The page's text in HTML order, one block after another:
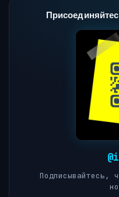
Подписывайтесь,